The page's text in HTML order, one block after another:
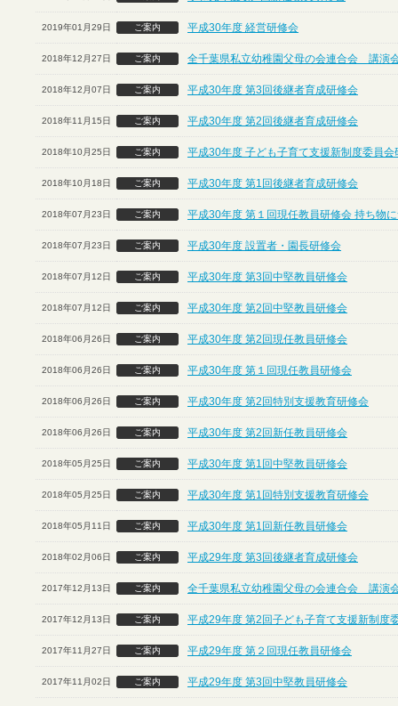
2019年01月29日 ご案内 平成30年度 経営研修会
2018年12月27日 ご案内 全千葉県私立幼稚園父母の会連合会 講演
2018年12月07日 ご案内 平成30年度 第3回後継者育成研修会
2018年11月15日 ご案内 平成30年度 第2回後継者育成研修会
2018年10月25日 ご案内 平成30年度 子ども子育て支援新制度委員会
2018年10月18日 ご案内 平成30年度 第1回後継者育成研修会
2018年07月23日 ご案内 平成30年度 第１回現任教員研修会 持ち物
2018年07月23日 ご案内 平成30年度 設置者・園長研修会
2018年07月12日 ご案内 平成30年度 第3回中堅教員研修会
2018年07月12日 ご案内 平成30年度 第2回中堅教員研修会
2018年06月26日 ご案内 平成30年度 第2回現任教員研修会
2018年06月26日 ご案内 平成30年度 第１回現任教員研修会
2018年06月26日 ご案内 平成30年度 第2回特別支援教育研修会
2018年06月26日 ご案内 平成30年度 第2回新任教員研修会
2018年05月25日 ご案内 平成30年度 第1回中堅教員研修会
2018年05月25日 ご案内 平成30年度 第1回特別支援教育研修会
2018年05月11日 ご案内 平成30年度 第1回新任教員研修会
2018年02月06日 ご案内 平成29年度 第3回後継者育成研修会
2017年12月13日 ご案内 全千葉県私立幼稚園父母の会連合会 講演
2017年12月13日 ご案内 平成29年度 第2回子ども子育て支援新制度
2017年11月27日 ご案内 平成29年度 第２回現任教員研修会
2017年11月02日 ご案内 平成29年度 第3回中堅教員研修会